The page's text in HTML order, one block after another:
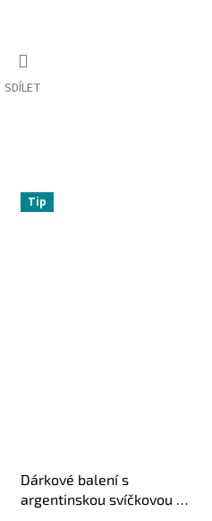
SDÍLET
Tip
Dárkové balení s
argentinskou svíčkovou -